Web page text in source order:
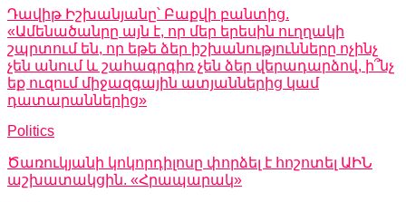
Դավիթ Իշխանյանը՝ Բաքվի բանտից.
«Ամենածանրը այն է, որ մեր երեսին ուղղակի
շպրտում են, որ եթե ձեր իշխանությունները ոչինչ
չեն անում և շահագրգիռ չեն ձեր վերադարձով, ի՞նչ
եք ուզում միջազգային ատյաններից կամ
դատարաններից»
Politics
Ծառուկյանի կոկորդիլոսը փորձել է հոշոտել ԱԻՆ
աշխատակցին. «Հրապարակ»